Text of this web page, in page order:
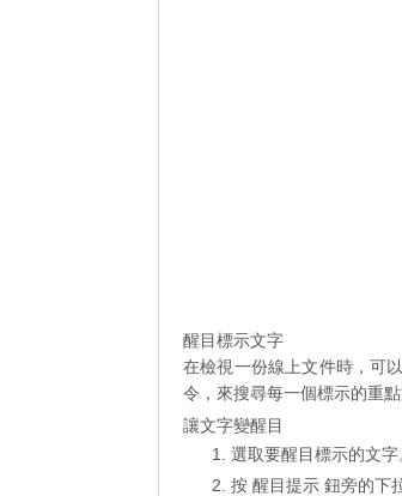
醒目標示文字
在檢視一份線上文件時，可
令，來搜尋每一個標示的重
讓文字變醒目
選取要醒目標示的文字
按 醒目提示 鈕旁的下